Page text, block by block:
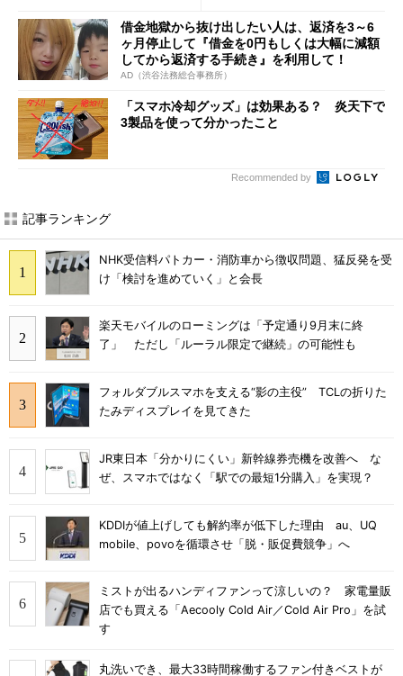
借金地獄から抜け出したい人は、返済を3～6
ヶ月停止して『借金を0円もしくは大幅に減額
してから返済する手続き』を利用して！
AD（渋谷法務総合事務所）
「スマホ冷却グッズ」は効果ある？ 炎天下で
3製品を使って分かったこと
Recommended by
記事ランキング
NHK受信料パトカー・消防車から徴収問題、猛反発を受
け「検討を進めていく」と会長
楽天モバイルのローミングは「予定通り9月末に終
了」 ただし「ルーラル限定で継続」の可能性も
フォルダブルスマホを支える“影の主役” TCLの折りた
たみディスプレイを見てきた
JR東日本「分かりにくい」新幹線券売機を改善へ な
ぜ、スマホではなく「駅での最短1分購入」を実現？
KDDIが値上げしても解約率が低下した理由 au、UQ
mobile、povoを循環させ「脱・販促費競争」へ
ミストが出るハンディファンって涼しいの？ 家電量販
店でも買える「Aecooly Cold Air／Cold Air Pro」を試
す
丸洗いでき、最大33時間稼働するファン付きベストが